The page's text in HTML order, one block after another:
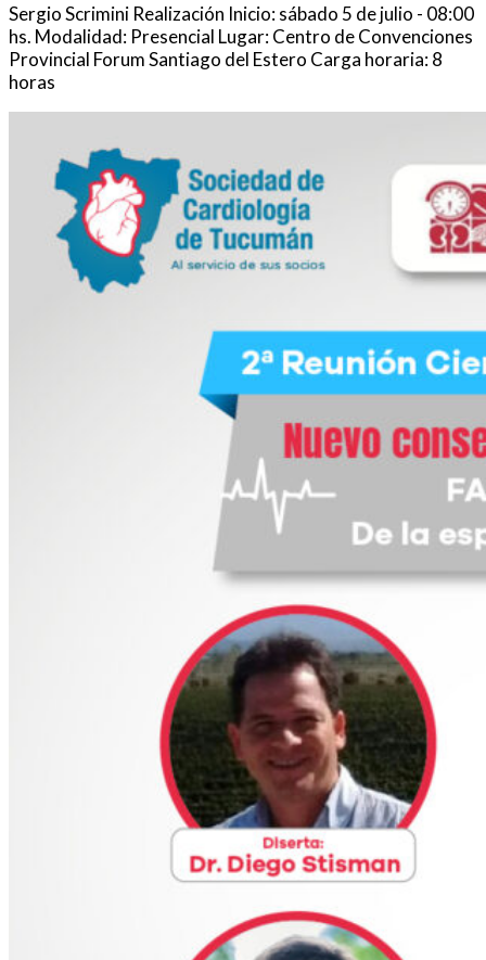
Sergio Scrimini Realización Inicio: sábado 5 de julio - 08:00
hs. Modalidad: Presencial Lugar: Centro de Convenciones
Provincial Forum Santiago del Estero Carga horaria: 8
horas